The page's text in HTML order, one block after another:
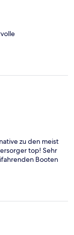
zu den meist
top! Sehr
Booten